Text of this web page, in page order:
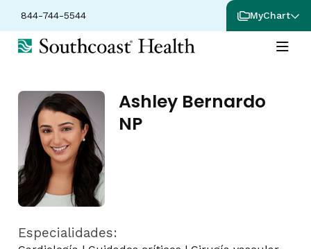
844-744-5544 MyChart
Ashley Bernardo
NP
Especialidades: